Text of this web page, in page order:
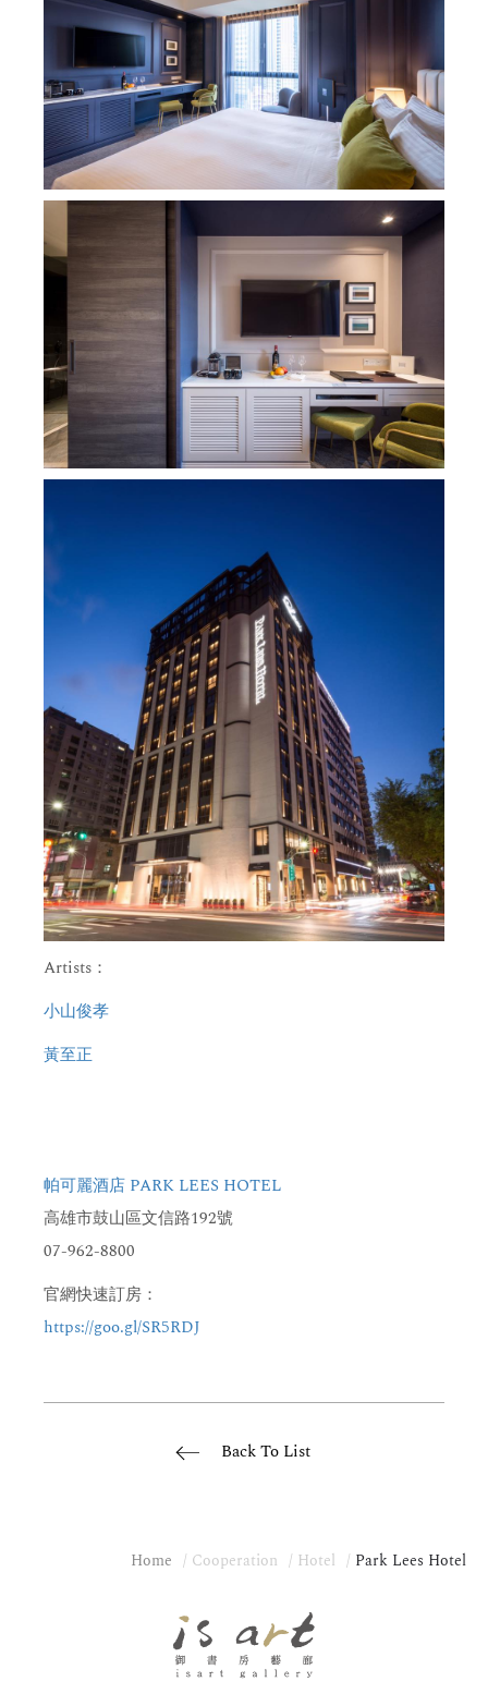
Artists：
小山俊孝
黃至正
帕可麗酒店 PARK LEES HOTEL
高雄市鼓山區文信路192號
07-962-8800
官網快速訂房：
https://goo.gl/SR5RDJ
Back To List
Home Cooperation Hotel Park Lees Hotel